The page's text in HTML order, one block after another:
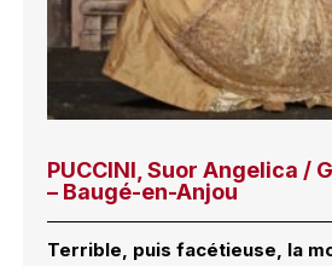
PUCCINI, Suor Angelica /
– Baugé-en-Anjou
Terrible, puis facétieuse, la